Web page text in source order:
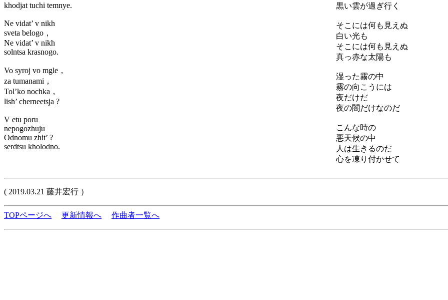
khodjat tuchi temnye.
Ne vidat’ v nikh
sveta belogo，
Ne vidat’ v nikh
solntsa krasnogo.
Vo syroj vo mgle，
za tumanami，
Tol’ko nochka，
lish’ cherneetsja ?
V etu poru
nepogozhuju
Odnomu zhit’ ?
serdtsu kholodno.
黒い雲が過ぎ行く
そこには何も見えぬ
白い光も
そこには何も見えぬ
真っ赤な太陽も
湿った霧の中
霧の向こうには
夜だけだ
夜の闇だけなのだ
こんな時の
悪天候の中
人は生きるのだ
心を凍り付かせて
( 2019.03.21 藤井宏行 ）
TOPページへ 更新情報へ 作曲者一覧へ